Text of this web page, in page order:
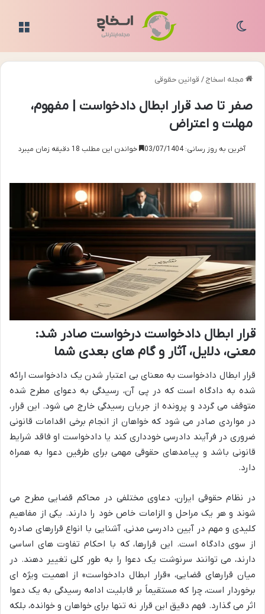
مجله اسخاج/ قوانین حقوقی
صفر تا صد قرار ابطال دادخواست | مفهوم،
مهلت و اعتراض
آخرین به روز رسانی: 03/07/1404 خواندن این مطلب 18 دقیقه زمان میبرد
قرار ابطال دادخواست درخواست صادر شد:
معنی، دلایل، آثار و گام های بعدی شما
قرار ابطال دادخواست به معنای بی اعتبار شدن یک دادخواست ارائه
شده به دادگاه است که در پی آن، رسیدگی به دعوای مطرح شده
متوقف می گردد و پرونده از جریان رسیدگی خارج می شود. این قرار،
در مواردی صادر می شود که خواهان از انجام برخی اقدامات قانونی
ضروری در فرآیند دادرسی خودداری کند یا دادخواست او فاقد شرایط
قانونی باشد و پیامدهای حقوقی مهمی برای طرفین دعوا به همراه
دارد.
در نظام حقوقی ایران، دعاوی مختلفی در محاکم قضایی مطرح می
شوند و هر یک مراحل و الزامات خاص خود را دارند. یکی از مفاهیم
کلیدی و مهم در آیین دادرسی مدنی، آشنایی با انواع قرارهای صادره
از سوی دادگاه است. این قرارها، که با احکام تفاوت های اساسی
دارند، می توانند سرنوشت یک دعوا را به طور کلی تغییر دهند. در
میان قرارهای قضایی، «قرار ابطال دادخواست» از اهمیت ویژه ای
برخوردار است، چرا که مستقیماً بر قابلیت ادامه رسیدگی به یک دعوا
اثر می گذارد. فهم دقیق این قرار نه تنها برای خواهان و خوانده، بلکه